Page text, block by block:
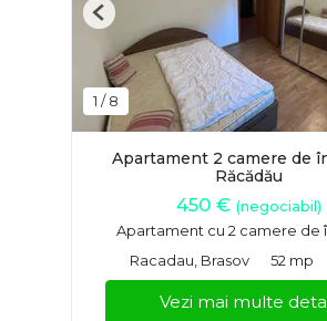
1 /8
Previous
Apartament 2 camere de
Răcădău
450 € (negociabil)
Apartament cu 2 camere de
Racadau, Brasov
52 mp
Vezi mai multe